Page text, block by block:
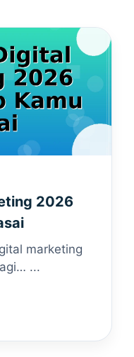
2026
marketing
...